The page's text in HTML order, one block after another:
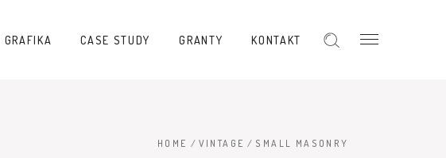
GRAFIKA CASE STUDY GRANTY KONTAKT
HOME / VINTAGE / SMALL MASONRY